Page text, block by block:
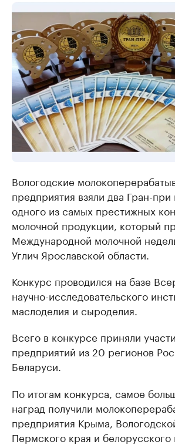
Вологодские
предприятия взяли два Гран-
одного из самых престижных
молочной продукции, который
Международной молочной
Углич Ярославской области.
Конкурс проводился на базе
научно-исследовательского
маслоделия и сыроделия.
Всего в конкурсе приняли
предприятий из 20 регионов
Беларуси.
По итогам конкурса, самое
наград получили
предприятия Крыма,
Пермского края и белорусского